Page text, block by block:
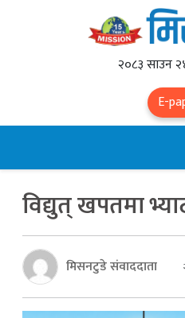
२०८३ साउन
E-
विद्युत् खपतमा
मिसनटुडे संवाददाता